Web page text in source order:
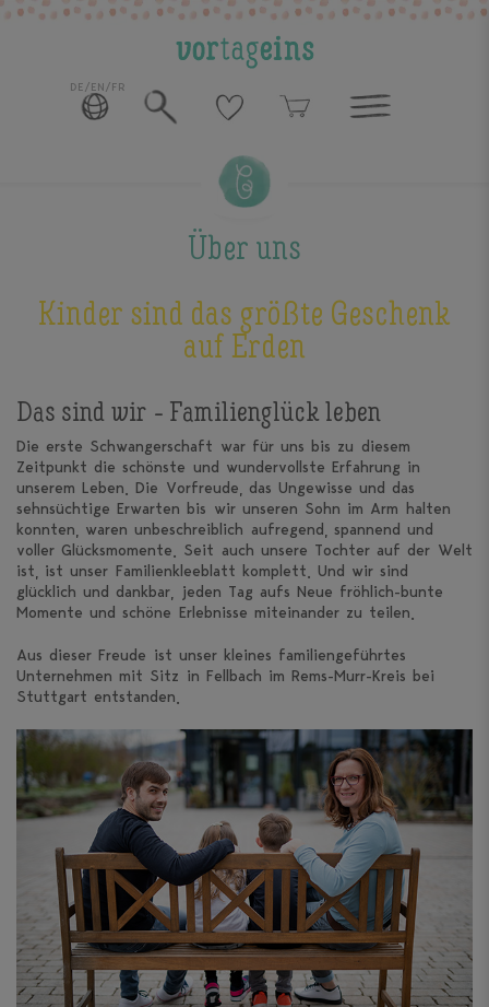
DE/EN/FR
Über uns
Kinder sind das größte Geschenk
auf Erden
Das sind wir - Familienglück leben
Die erste Schwangerschaft war für uns bis zu diesem
Zeitpunkt die schönste und wundervollste Erfahrung in
unserem Leben. Die Vorfreude, das Ungewisse und das
sehnsüchtige Erwarten bis wir unseren Sohn im Arm halten
konnten, waren unbeschreiblich aufregend, spannend und
voller Glücksmomente. Seit auch unsere Tochter auf der Welt
ist, ist unser Familienkleeblatt komplett. Und wir sind
glücklich und dankbar, jeden Tag aufs Neue fröhlich-bunte
Momente und schöne Erlebnisse miteinander zu teilen.
Aus dieser Freude ist unser kleines familiengeführtes
Unternehmen mit Sitz in Fellbach im Rems-Murr-Kreis bei
Stuttgart entstanden.